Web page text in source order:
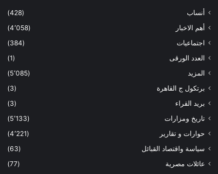
أنساب
(428)
أهم الاخبار
(4٬058)
اجتماعيات
(384)
العدد الورقى
(1)
المزيد
(5٬085)
برتكول ج القاهرة
(3)
بريد القراء
(3)
تاريخ ومزارات
(5٬133)
حوارات و تقارير
(4٬221)
سياسة واقتصاد القبائل
(63)
عائلات مصرية
(77)